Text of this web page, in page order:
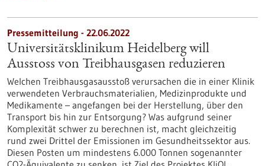
Pressemitteilung - 22.06.2022
Universitätsklinikum Heidelberg will
Ausstoss von Treibhausgasen reduzieren
Welchen Treibhausgasausstoß verursachen die in einer Klinik
verwendeten Verbrauchsmaterialien, Medizinprodukte und
Medikamente – angefangen bei der Herstellung, über den
Transport bis hin zur Entsorgung? Was aufgrund seiner
Komplexität schwer zu berechnen ist, macht gleichzeitig
rund zwei Drittel der Emissionen im Gesundheitssektor aus.
Diesen Posten um mindestens 6.000 Tonnen sogenannter